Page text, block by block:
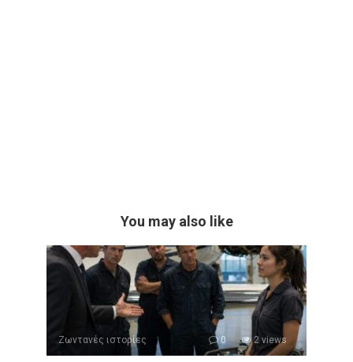
You may also like
Ζωντανές ιστορίες 0 2 views